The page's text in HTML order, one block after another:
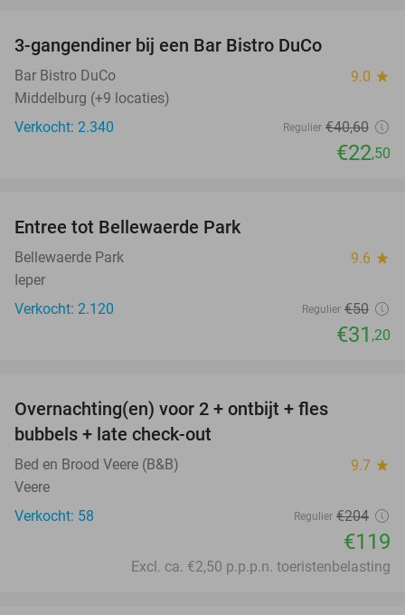
3-gangendiner bij een Bar Bistro DuCo
Bar Bistro DuCo 9.0 star
Middelburg (+9 locaties)
Verkocht: 2.340
Regulier €40,60
€22,50
Entree tot Bellewaerde Park
Bellewaerde Park 9.6 star
Ieper
Verkocht: 2.120
Regulier €50
€31 ,20
Overnachting(en) voor 2 + ontbijt + fles
bubbels + late check-out
Bed en Brood Veere (B&B) 9.7 star
Veere
Verkocht: 58
Regulier €204
€119
Excl. ca. €2,50 p.p.p.n. toeristenbelasting